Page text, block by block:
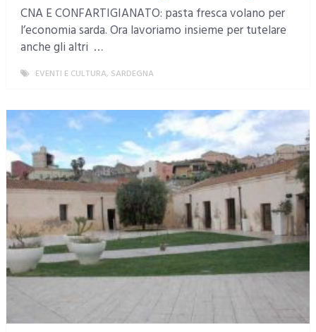
CNA E CONFARTIGIANATO: pasta fresca volano per
l’economia sarda. Ora lavoriamo insieme per tutelare
anche gli altri …
EVENTI E CULTURA, SARDEGNA